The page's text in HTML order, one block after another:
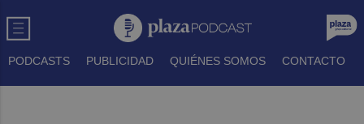
PODCASTS PUBLICIDAD QUIÉNES SOMOS CONTACTO